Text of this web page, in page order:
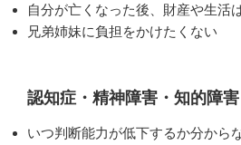
自分が亡くなった後、財産や生活
兄弟姉妹に負担をかけたくない
認知症・精神障害・知的障
いつ判断能力が低下するか分から